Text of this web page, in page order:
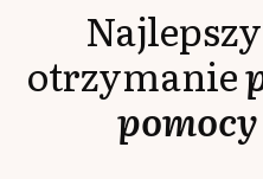
otrzymanie